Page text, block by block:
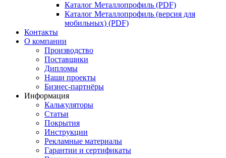
Каталог Металлопрофиль (PDF)
Каталог Металлопрофиль (версия для
мобильных) (PDF)
Контакты
О компании
Производство
Поставщики
Дипломы
Наши проекты
Бизнес-партнёры
Информация
Калькуляторы
Статьи
Покрытия
Инструкции
Рекламные материалы
Гарантии и сертификаты